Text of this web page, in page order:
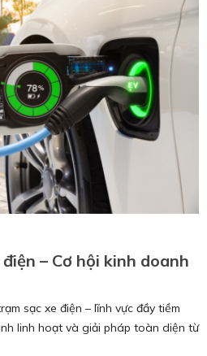
– Cơ hội kinh doanh
sạc xe điện – lĩnh vực đầy tiềm
linh hoạt và giải pháp toàn diện từ